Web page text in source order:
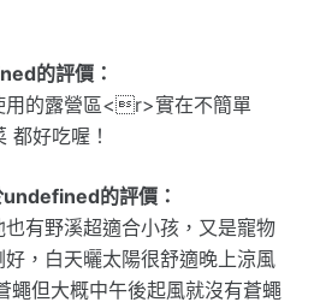
的評價：
用的露營區<r>實在不簡單
好吃喔！
的評價：
有野溪超適合小孩，又是寵物
，白天曬太陽很舒適晚上涼風
蠅但大概中午後起風就沒有蒼蠅